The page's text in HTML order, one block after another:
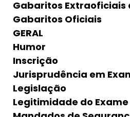
Gabaritos Extraoficiais
Gabaritos Oficiais
GERAL
Humor
Inscrição
Jurisprudência em
Legislação
Legitimidade do